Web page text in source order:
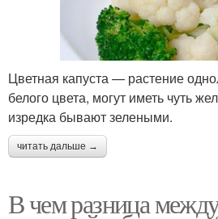
Цветная капуста — растение
белого цвета, могут иметь чуть
изредка бывают зелеными.
читать дальше →
В чем разница